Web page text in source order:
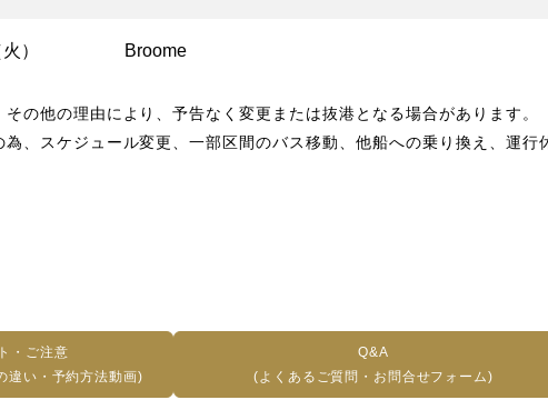
） Broome
の他の理由により、予告なく変更または抜港となる場合があります。
、スケジュール変更、一部区間のバス移動、他船への乗り換え、運行
・ご注意
違い・予約方法動画)
Q&A
(よくあるご質問・お問合せフォーム)